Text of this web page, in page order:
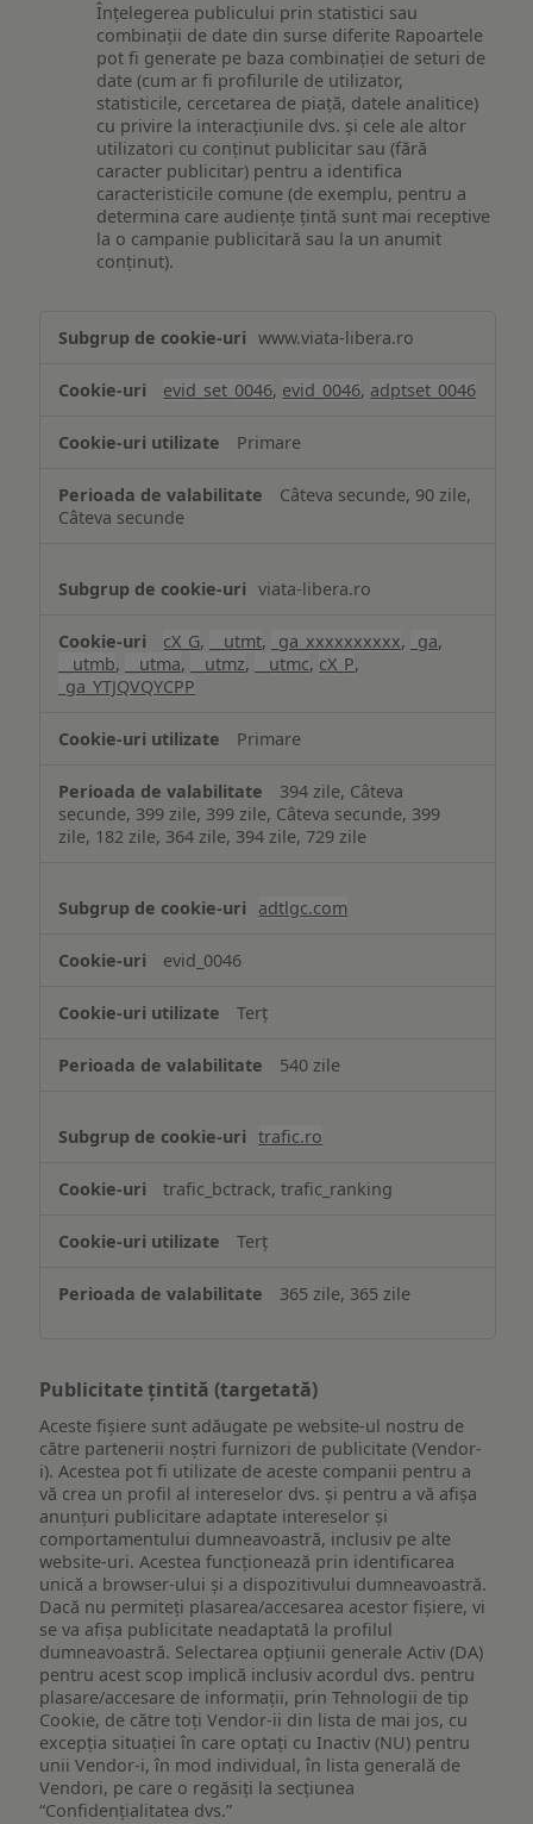
Înțelegerea publicului prin statistici sau
combinații de date din surse diferite Rapoartele
pot fi generate pe baza combinației de seturi de
date (cum ar fi profilurile de utilizator,
statisticile, cercetarea de piață, datele analitice)
cu privire la interacțiunile dvs. și cele ale altor
utilizatori cu conținut publicitar sau (fără
caracter publicitar) pentru a identifica
caracteristicile comune (de exemplu, pentru a
determina care audiențe țintă sunt mai receptive
la o campanie publicitară sau la un anumit
conținut).
Măsurare
analiză
www.viata-libera.ro
evid_set_0046, evid_0046, adptset_0046
Primare
Câteva secunde, 90 zile,
Câteva secunde
viata-libera.ro
cX_G, __utmt, _ga_xxxxxxxxxx, _ga,
__utmb, __utma, __utmz, __utmc, cX_P,
_ga_YTJQVQYCPP
Primare
394 zile, Câteva
secunde, 399 zile, 399 zile, Câteva secunde, 399
zile, 182 zile, 364 zile, 394 zile, 729 zile
adtlgc.com
evid_0046
Terț
540 zile
trafic.ro
trafic_bctrack, trafic_ranking
Terț
365 zile, 365 zile
Publicitate țintită (targetată)
Aceste fișiere sunt adăugate pe website-ul nostru de
către partenerii noștri furnizori de publicitate (Vendor-
i). Acestea pot fi utilizate de aceste companii pentru a
vă crea un profil al intereselor dvs. și pentru a vă afișa
anunțuri publicitare adaptate intereselor și
comportamentului dumneavoastră, inclusiv pe alte
website-uri. Acestea funcționează prin identificarea
unică a browser-ului și a dispozitivului dumneavoastră.
Dacă nu permiteți plasarea/accesarea acestor fișiere, vi
se va afișa publicitate neadaptată la profilul
dumneavoastră. Selectarea opțiunii generale Activ (DA)
pentru acest scop implică inclusiv acordul dvs. pentru
plasare/accesare de informații, prin Tehnologii de tip
Cookie, de către toți Vendor-ii din lista de mai jos, cu
excepția situației în care optați cu Inactiv (NU) pentru
unii Vendor-i, în mod individual, în lista generală de
Vendori, pe care o regăsiți la secțiunea
“Confidențialitatea dvs.”